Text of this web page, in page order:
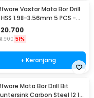
Vastar Mata Bor Drill
1.98-3.56mm 5 PCS -
VDB26
20.700
51%
+ Keranjang
Mata Bor Drill Bit
Carbon Steel 12 16